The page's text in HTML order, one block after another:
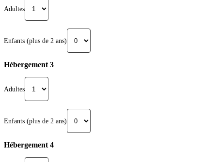
Adultes
Enfants (plus de 2 ans)
Hébergement 3
Adultes
Enfants (plus de 2 ans)
Hébergement 4